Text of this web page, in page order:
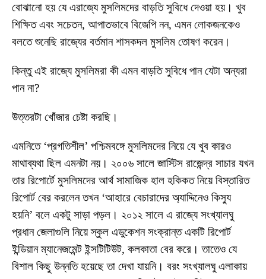
বোঝানো হয় যে এরাজ্যে মুসলিমদের বাড়তি সুবিধে দেওয়া হয়। খুব
শিক্ষিত এবং সচেতন, আপাতভাবে বিজেপি নন, এমন লোকজনকেও
বলতে শুনেছি রাজ্যের বর্তমান শাসকদল মুসলিম তোষণ করেন।
কিন্তু এই রাজ্যে মুসলিমরা কী এমন বাড়তি সুবিধে পান যেটা অন্যরা
পান না?
উত্তরটা খোঁজার চেষ্টা করছি।
এমনিতে ‘প্রগতিশীল’ পশ্চিমবঙ্গে মুসলিমদের নিয়ে যে খুব কারও
মাথাব্যথা ছিল এমনটা নয়। ২০০৬ সালে জাস্টিস রাজেন্দ্র সাচার যখন
তার রিপোর্টে মুসলিমদের আর্থ সামাজিক হাল হকিকত নিয়ে বিস্তারিত
রিপোর্ট বের করলেন তখন ‘আহারে বেচারাদের অ্যাদ্দিনেও কিস্যু
হয়নি’ বলে একটু সাড়া পড়ল। ২০১২ সালে এ রাজ্যে সংখ্যালঘু
প্রধান জেলাগুলি নিয়ে স্কুল এডুকেশন সংক্রান্ত একটি রিপোর্ট
ইন্ডিয়ান ম্যানেজমেন্ট ইন্সটিটিউট, কলকাতা বের করে। তাতেও যে
বিশাল কিছু উন্নতি হয়েছে তা দেখা যায়নি। বরং সংখ্যালঘু এলাকায়